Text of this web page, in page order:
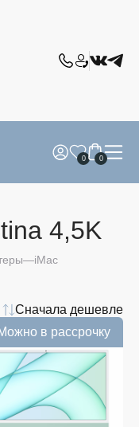
0 0
4,5K
iMac
Сначала дешевле
в рассрочку